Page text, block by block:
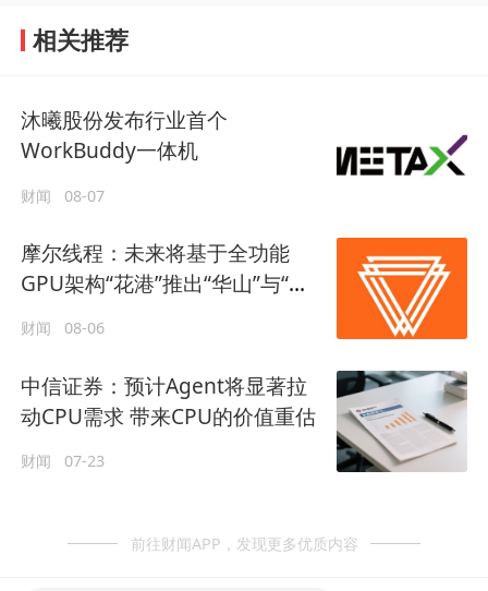
相关推荐
沐曦股份发布行业首个
WorkBuddy一体机
财闻 08-07
摩尔线程：未来将基于全功能
GPU架构“花港”推出“华山”与“庐
财闻 08-06
中信证券：预计Agent将显著拉
动CPU需求 带来CPU的价值重估
财闻 07-23
前往财闻APP，发现更多优质内容